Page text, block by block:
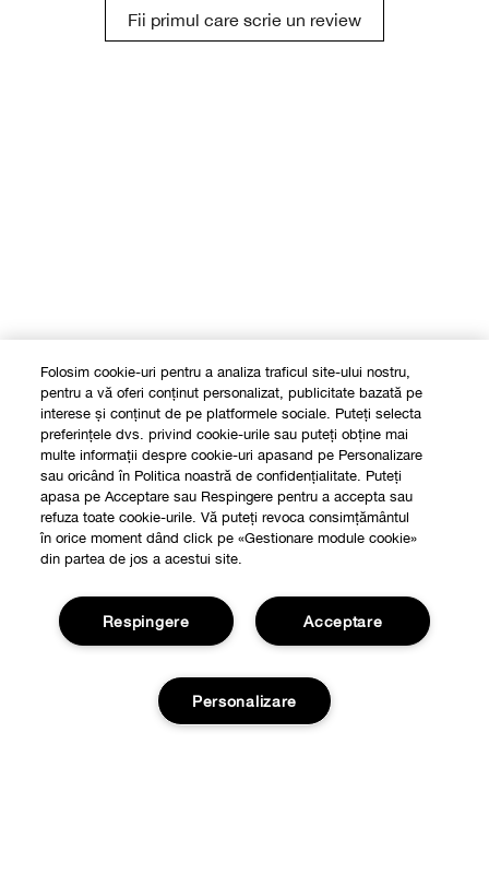
Fii primul care scrie un review
Localizeaza un magazin
Folosim cookie-uri pentru a analiza traficul site-ului nostru,
pentru a vă oferi conținut personalizat, publicitate bazată pe
interese și conținut de pe platformele sociale. Puteți selecta
preferințele dvs. privind cookie-urile sau puteți obține mai
multe informații despre cookie-uri apasand pe Personalizare
sau oricând în Politica noastră de confidențialitate. Puteți
apasa pe Acceptare sau Respingere pentru a accepta sau
refuza toate cookie-urile. Vă puteți revoca consimțământul
în orice moment dând click pe «Gestionare module cookie»
din partea de jos a acestui site.
Acceptare
Respingere
Personalizare